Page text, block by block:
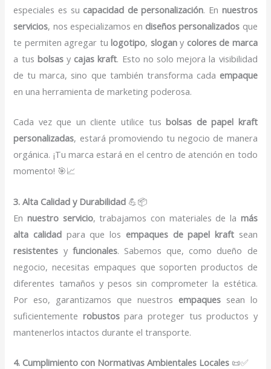
especiales es su capacidad de personalización. En nuestros
servicios, nos especializamos en diseños personalizados que
te permiten agregar tulogotipo, slogany colores de marca
a tus bolsasy cajas kraft. Esto no solo mejora la visibilidad
de tu marca, sino que también transforma cada empaque
en una herramienta de marketing poderosa.
Cada vez que un cliente utilice tusbolsas de papel kraft
personalizadas, estará promoviendo tu negocio de manera
orgánica. ¡Tu marca estará en el centro de atención en todo
momento! 🎯📈
3. Alta Calidad y Durabilidad 💪📦
Ennuestro servicio, trabajamos con materiales de la más
alta calidad para que los empaques de papel kraftsean
resistentes y funcionales. Sabemos que, como dueño de
negocio, necesitas empaques que soporten productos de
diferentes tamaños y pesos sin comprometer la estética.
Por eso, garantizamos que nuestros empaquessean lo
suficientemente robustospara proteger tus productos y
mantenerlos intactos durante el transporte.
4. Cumplimiento con Normativas Ambientales Locales 📜✅